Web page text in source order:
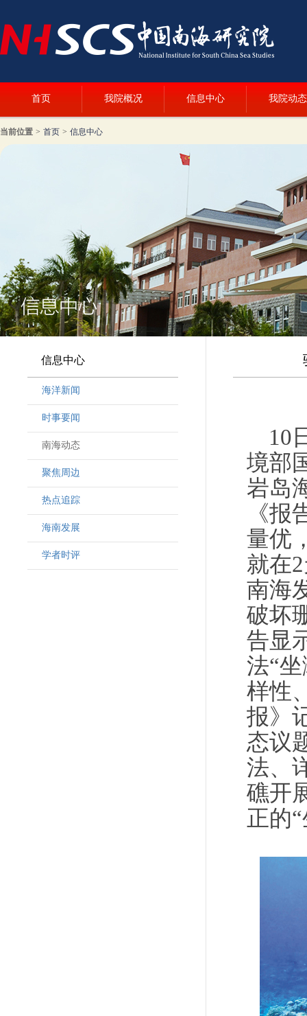
首页 我院概况 信息中心 我院动态
当前位置 > 首页 > 信息中心
信息中心
海洋新闻
时事要闻
南海动态
聚焦周边
热点追踪
海南发展
学者时评
10
境部
岩岛
《
量优
就在
南海
破坏
告显
法“
样性
报》
态议
法、
礁开
正的